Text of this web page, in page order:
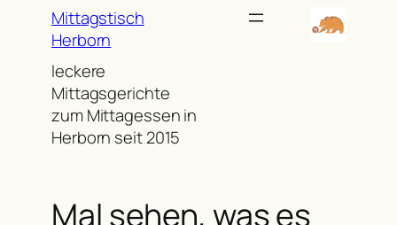
springen
Mittagstisch
Herborn
leckere
Mittagsgerichte
zum Mittagessen in
Herborn seit 2015
Mal sehen, was es